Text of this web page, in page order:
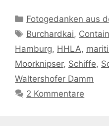
Kategorien
Fotogedanken aus
Schlagwörter
Burchardkai,
Hamburg, HHLA,
Moorknipser, Schiffe,
Waltershofer Damm
2 Kommentare